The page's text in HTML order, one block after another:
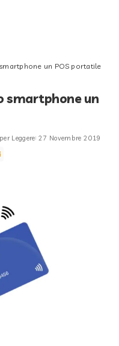
un POS portatile
smartphone un
Leggere 27 Novembre 2019